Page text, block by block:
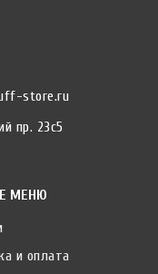
store.ru
пр. 23с5
МЕНЮ
и оплата